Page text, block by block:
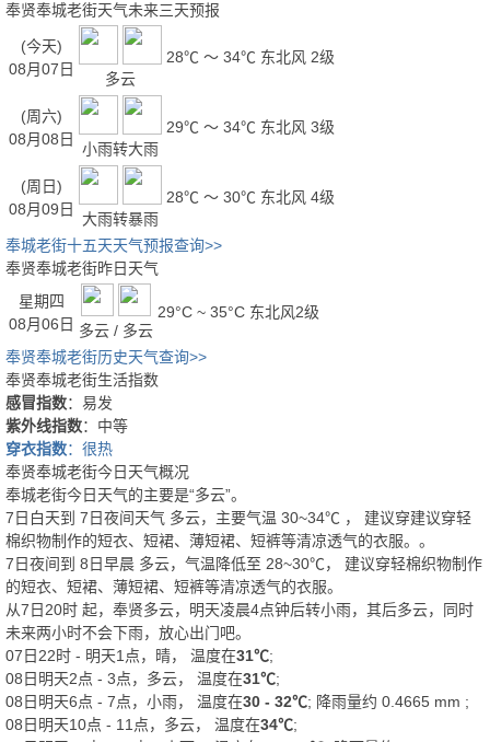
奉贤奉城老街天气未来三天预报
(今天)
08月07日
多云
28℃ ～ 34℃ 东北风 2级
(周六)
08月08日
小雨转大雨
29℃ ～ 34℃ 东北风 3级
(周日)
08月09日
大雨转暴雨
28℃ ～ 30℃ 东北风 4级
奉城老街十五天天气预报查询>>
奉贤奉城老街昨日天气
星期四
08月06日 多云 / 多云
29°C ~ 35°C 东北风2级
奉贤奉城老街历史天气查询>>
奉贤奉城老街生活指数
感冒指数：易发
紫外线指数：中等
穿衣指数：很热
奉贤奉城老街今日天气概况
奉城老街今日天气的主要是“多云”。
7日白天到 7日夜间天气 多云，主要气温 30~34℃ ， 建议穿建议穿轻
棉织物制作的短衣、短裙、薄短裙、短裤等清凉透气的衣服。 。
7日夜间到 8日早晨 多云，气温降低至 28~30℃， 建议穿轻棉织物制作
的短衣、短裙、薄短裙、短裤等清凉透气的衣服。
从7日20时 起，奉贤多云，明天凌晨4点钟后转小雨，其后多云，同时
未来两小时不会下雨，放心出门吧。
07日22时 - 明天1点，晴， 温度在31℃;
08日明天2点 - 3点，多云， 温度在31℃;
08日明天6点 - 7点，小雨， 温度在30 - 32℃; 降雨量约 0.4665 mm ;
08日明天10点 - 11点，多云， 温度在34℃;